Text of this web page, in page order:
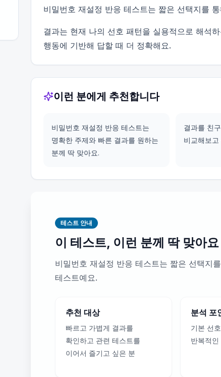
비밀번호 재설정 반응 테스트는 짧은 선택지를
결과는 현재 나의 선호 패턴을 실용적으로 해석
행동에 기반해 답할 때 더 정확해요.
이런 분에게 추천합니다
비밀번호 재설정 반응 테스트는
명확한 주제와 빠른 결과를 원하는
분께 딱 맞아요.
결과를 친
비교해보
테스트 안내
이 테스트, 이런 분께 딱 맞아요
비밀번호 재설정 반응 테스트는 짧은 선택지
테스트예요.
추천 대상
빠르고 가볍게 결과를
확인하고 관련 테스트를
이어서 즐기고 싶은 분
분석 포
기본 선
반복적인